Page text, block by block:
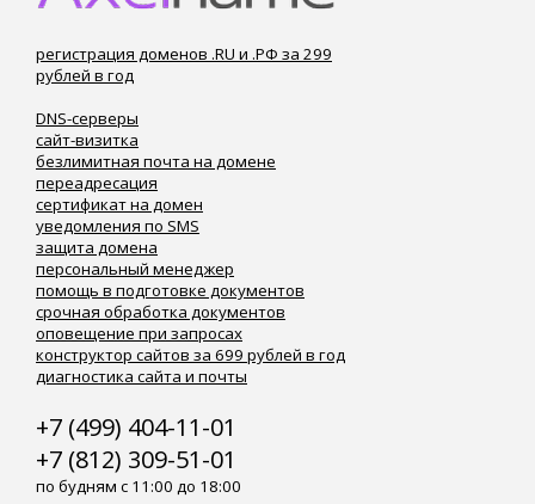
регистрация доменов .RU и .РФ за 299
рублей в год
DNS-серверы
сайт-визитка
безлимитная почта на домене
переадресация
сертификат на домен
уведомления по SMS
защита домена
персональный менеджер
помощь в подготовке документов
срочная обработка документов
оповещение при запросах
конструктор сайтов за 699 рублей в год
диагностика сайта и почты
+7 (499) 404-11-01
+7 (812) 309-51-01
по будням с 11:00 до 18:00